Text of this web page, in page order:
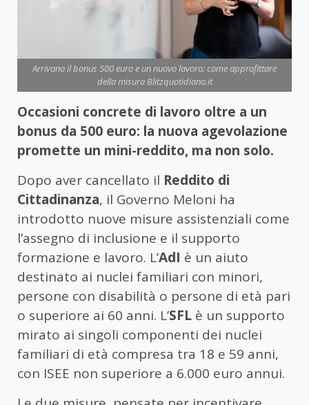
Arrivano il bonus 500 euro e un nuovo lavoro: come approfittare
della misura Blitzquotidiano.it
Occasioni concrete di lavoro oltre a un
bonus da 500 euro: la nuova agevolazione
promette un mini-reddito, ma non solo.
Dopo aver cancellato il Reddito di
Cittadinanza, il Governo Meloni ha
introdotto nuove misure assistenziali come
l’assegno di inclusione e il supporto
formazione e lavoro. L’AdI è un aiuto
destinato ai nuclei familiari con minori,
persone con disabilità o persone di età pari
o superiore ai 60 anni. L’SFL è un supporto
mirato ai singoli componenti dei nuclei
familiari di età compresa tra 18 e 59 anni,
con ISEE non superiore a 6.000 euro annui.